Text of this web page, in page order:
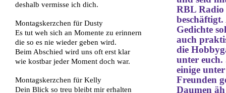
deshalb vermisse ich dich.
Montagskerzchen für Dusty
Es tut weh sich an Momente zu erinnern
die so es nie wieder geben wird.
Beim Abschied wird uns oft erst klar
wie kostbar jeder Moment doch war.
Montagskerzchen für Kelly
Dein Blick so treu bleibt mir erhalten
RBL Radio
Gedichte
auch
die
unter
einige
Freunden
Daumen